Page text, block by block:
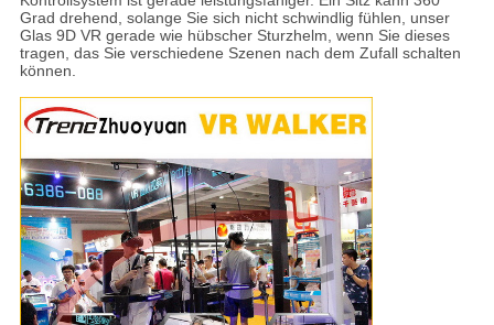
Grad drehend, solange Sie sich nicht schwindlig fühlen, unser
Glas 9D VR gerade wie hübscher Sturzhelm, wenn Sie dieses
tragen, das Sie verschiedene Szenen nach dem Zufall schalten
können.